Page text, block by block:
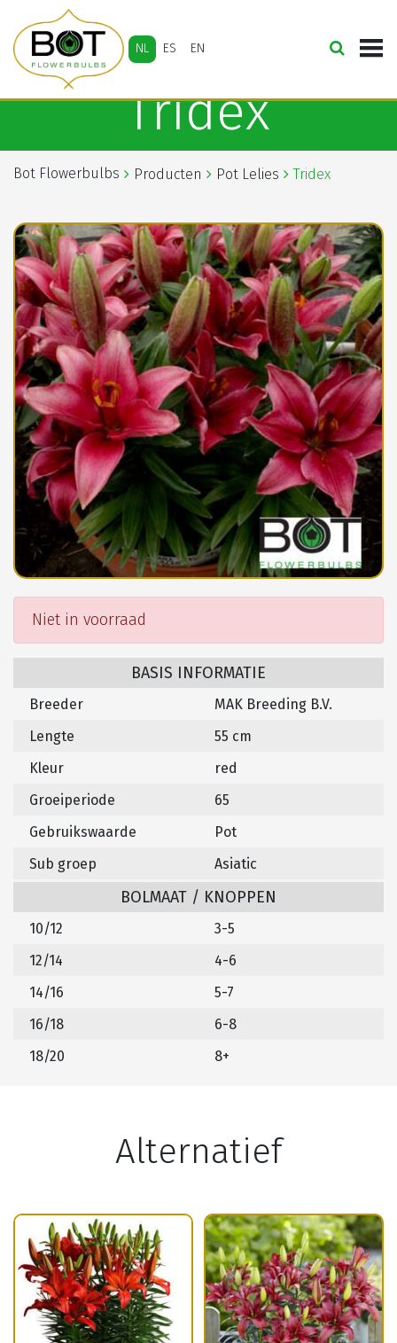
NL ES EN
Tridex
Bot Flowerbulbs Producten Pot Lelies Tridex
Niet in voorraad
BASIS INFORMATIE
Breeder
MAK Breeding B.V.
Lengte
55 cm
Kleur
red
Groeiperiode
65
Gebruikswaarde
Pot
Sub groep
Asiatic
BOLMAAT / KNOPPEN
10/12
3-5
12/14
4-6
14/16
5-7
16/18
6-8
18/20
8+
Alternatief